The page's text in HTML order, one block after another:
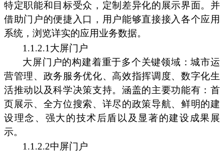
特定职能和目标受众，定制差异化的展示界面。并
借助门户的便捷入口，用户能够直接接入各个应用
系统，浏览详实的应用业务数据。
1.1.2.1大屏门户
大屏门户的构建着重于多个关键领域：城市运
营管理、政务服务优化、高效指挥调度、数字化生
活推动以及科学决策支持。涵盖的主要功能有：首
页展示、全方位搜索、详尽的政策导航、鲜明的建
设理念、强大的技术后盾以及显著的建设成果展
示。
1.1.2.2中屏门户